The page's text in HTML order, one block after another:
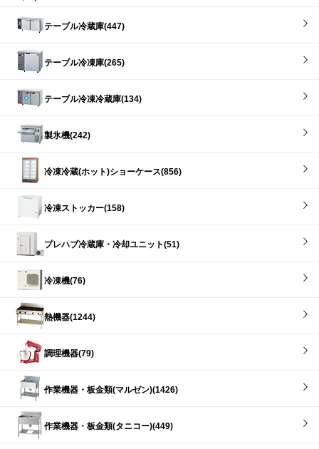
テーブル冷蔵庫(447)
テーブル冷凍庫(265)
テーブル冷凍冷蔵庫(134)
製氷機(242)
冷凍冷蔵(ホット)ショーケース(856)
冷凍ストッカー(158)
プレハブ冷蔵庫・冷却ユニット(51)
冷凍機(76)
熱機器(1244)
調理機器(79)
作業機器・板金類(マルゼン)(1426)
作業機器・板金類(タニコー)(449)